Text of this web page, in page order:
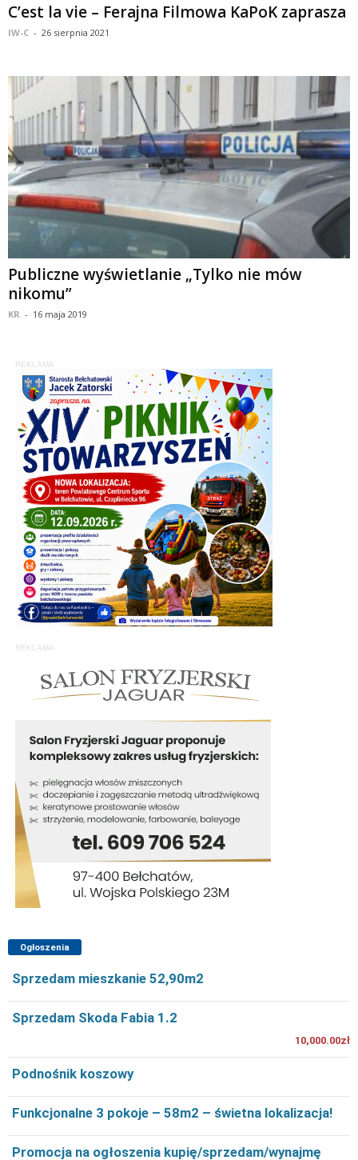
C’est la vie – Ferajna Filmowa KaPoK zaprasza
IW-C - 26 sierpnia 2021
Publiczne wyświetlanie „Tylko nie mów
nikomu”
KR - 16 maja 2019
REKLAMA
REKLAMA
Ogłoszenia
Sprzedam mieszkanie 52,90m2
Sprzedam Skoda Fabia 1.2
10,000.00zł
Podnośnik koszowy
Funkcjonalne 3 pokoje – 58m2 – świetna lokalizacja!
Promocja na ogłoszenia kupię/sprzedam/wynajmę